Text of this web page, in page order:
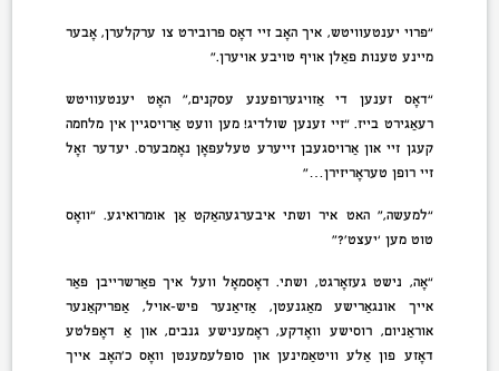
“פרוי יענטעוויטש, איך האָב זיי דאָס פּרובירט צו ערקלערן, אָבער
מיינע טענות פאַלן אויף טויבע אויערן.”
“דאָס זענען די אַזויגערופענע עסקנים,” האָט יענטעוויטש
רעאַגירט בייז. “זיי זענען שולדיג! מען וועט אַרויסגיין אין מלחמה
קעגן זיי און אַרויסגעבן זייערע טעלעפאָן נאָמבערס. יעדער זאָל
זיי רופן טעראָריזירן…”
“למעשה,” האט איר ושתי איבערגעהאַקט אַן אומרואיגע. “וואָס
טוט מען ‘יעצט’?”
“אָה, נישט געזאָרגט, ושתי. דאָסמאָל וועל איך פאַרשרייבן פאַר
אייך אונגאַרישע מאַגנעטן, אַזיאַנער פיש-אויל, אַפריקאַנער
אוראַניום, רוסישע וואָדקע, ראָמענישע גנבים, און אַ דאָפּלטע
דאָזע פון אַלע וויטאַמינען און סופּלעמענטן וואָס כ’האָב אייך